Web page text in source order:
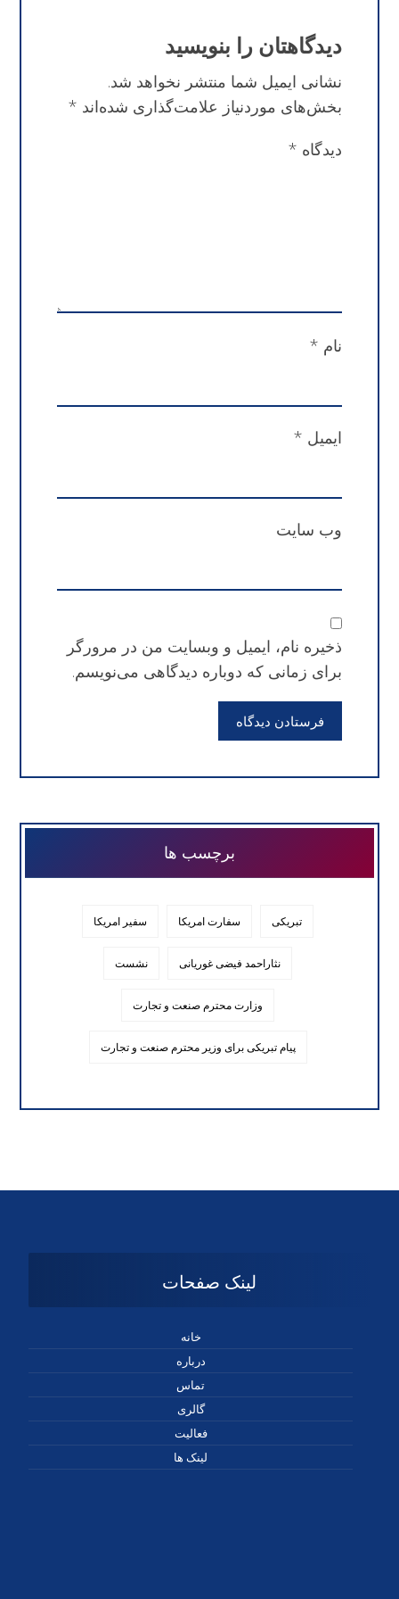
دیدگاهتان را بنویسید
نشانی ایمیل شما منتشر نخواهد شد.
بخش‌های موردنیاز علامت‌گذاری شده‌اند *
دیدگاه *
نام *
ایمیل *
وب‌ سایت
ذخیره نام، ایمیل و وبسایت من در مرورگر
برای زمانی که دوباره دیدگاهی می‌نویسم.
فرستادن دیدگاه
برچسب ها
تبریکی سفارت امریکا سفیر امریکا
نثاراحمد فیضی غوریانی نشست
وزارت محترم صنعت و تجارت
پیام تبریکی برای وزیر محترم صنعت و تجارت
لینک صفحات
خانه
درباره
تماس
گالری
فعالیت
لینک ها